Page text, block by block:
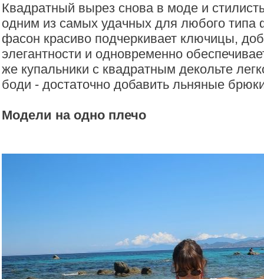
Квадратный вырез снова в моде и
одним из самых удачных для любого типа
фасон красиво подчеркивает ключицы,
элегантности и одновременно
же купальники с квадратным декольте
боди - достаточно добавить льняные
Модели на одно плечо